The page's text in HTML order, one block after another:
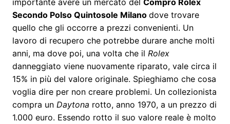
Secondo Polso Quintosole Milano dove trovare
quello che gli occorre a prezzi convenienti. Un
lavoro di recupero che potrebbe durare anche molti
anni, ma dove poi, una volta che il Rolex
danneggiato viene nuovamente riparato, vale circa il
15% in più del valore originale. Spieghiamo che cosa
voglia dire per non creare problemi. Un collezionista
compra un Daytona rotto, anno 1970, a un prezzo di
1.000 euro. Essendo rotto il suo valore reale è molto